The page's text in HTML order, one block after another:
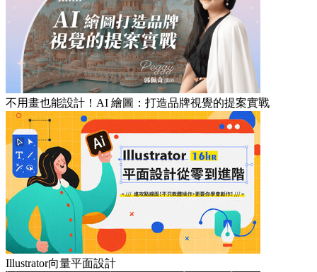
不用畫也能設計！AI 繪圖：打造品牌視覺的提案實戰
Illustrator向量平面設計